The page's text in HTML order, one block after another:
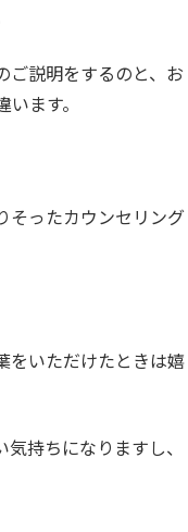
ご説明をするのと、お
ます。
そったカウンセリング
をいただけたときは嬉
持ちになりますし、